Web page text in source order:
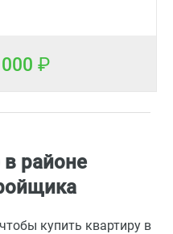
районе
купить квартиру в